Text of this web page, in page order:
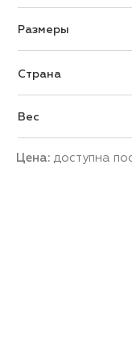
Размеры
Страна
Вес
Цена: доступна